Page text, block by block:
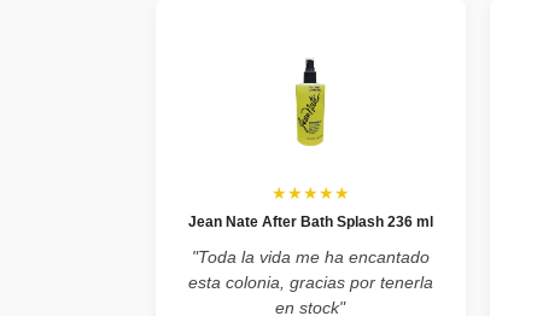
★★★★★
Jean Nate After Bath Splash 236 ml
"Toda la vida me ha encantado
esta colonia, gracias por tenerla
en stock"